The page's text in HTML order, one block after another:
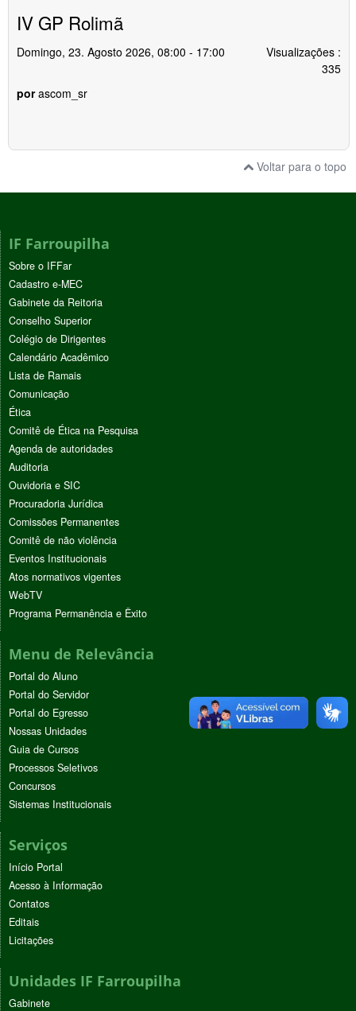
IV GP Rolimã
Domingo, 23. Agosto 2026, 08:00 - 17:00 Visualizações:
335
porascom_sr
Voltar para o topo
IF Farroupilha
Sobre o IFFar
Cadastro e-MEC
Gabinete da Reitoria
Conselho Superior
Colégio de Dirigentes
Calendário Acadêmico
Lista de Ramais
Comunicação
Ética
Comitê de Ética na Pesquisa
Agenda de autoridades
Auditoria
Ouvidoria e SIC
Procuradoria Jurídica
Comissões Permanentes
Comitê de não violência
Eventos Institucionais
Atos normativos vigentes
WebTV
Programa Permanência e Êxito
Menu de Relevância
Portal do Aluno
Portal do Servidor
Portal do Egresso
Nossas Unidades
Guia de Cursos
Processos Seletivos
Concursos
Sistemas Institucionais
Serviços
Início Portal
Acesso à Informação
Contatos
Editais
Licitações
Unidades IF Farroupilha
Gabinete